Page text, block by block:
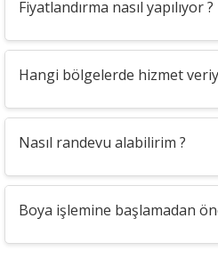
Fiyatlandırma nasıl yapılıyor ?
Hangi bölgelerde hizmet
Nasıl randevu alabilirim ?
Boya işlemine başlamadan